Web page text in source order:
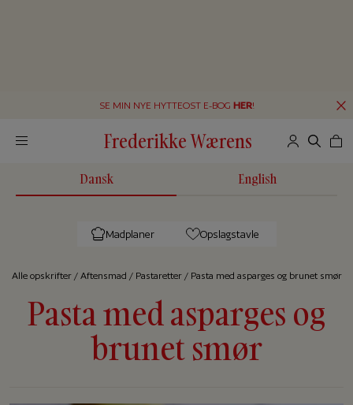
SE MIN NYE HYTTEOST E-BOG HER!
Frederikke Wærens
Dansk English
Madplaner Opslagstavle
Alle op­skrif­ter/ Aftensmad / Pastaretter/ Pasta med asparges og brunet smør
Pasta med asparges og
brunet smør